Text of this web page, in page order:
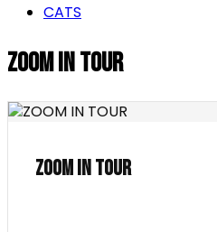
CATS
ZOOM IN TOUR
ZOOM IN TOUR